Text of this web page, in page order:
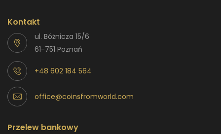
Kontakt
ul. Bóżnicza 15/6
61-751 Poznań
+48 602 184 564
office@coinsfromworld.com
Przelew bankowy